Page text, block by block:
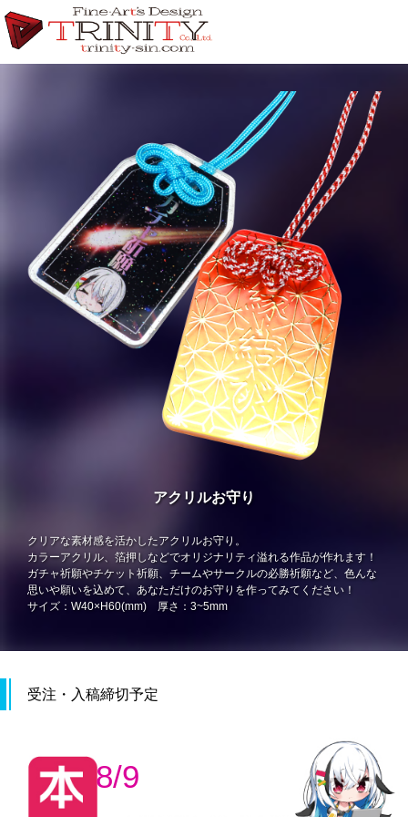
アクリルお守り
クリアな素材感を活かしたアクリルお守り。
カラーアクリル、箔押しなどでオリジナリティ溢れる作品が作れます！
ガチャ祈願やチケット祈願、チームやサークルの必勝祈願など、色んな
思いや願いを込めて、あなただけのお守りを作ってみてください！
サイズ：W40×H60(mm) 厚さ：3~5mm
受注・入稿締切予定
8/9